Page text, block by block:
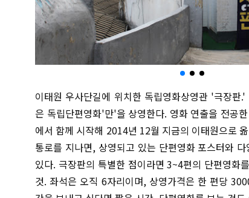
이태원 우사단길에 위치한 독립영화상영관 '극장판
은 독립단편영화'만'을 상영한다. 영화 연출을 전공
에서 함께 시작해 2014년 12월 지금의 이태원으로
통로를 지나면, 상영되고 있는 단편영화 포스터와
있다. 극장판의 특별한 점이라면 3~4편의 단편영화
것. 좌석은 오직 6자리이며, 상영가격은 한 편당